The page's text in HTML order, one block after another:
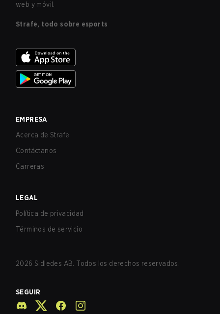
web y móvil.
Strafe, todo sobre esports
EMPRESA
Acerca de Strafe
Contáctanos
Carreras
LEGAL
Política de privacidad
Términos de servicio
2026 Sidledes AB. Todos los derechos reservados.
SEGUIR